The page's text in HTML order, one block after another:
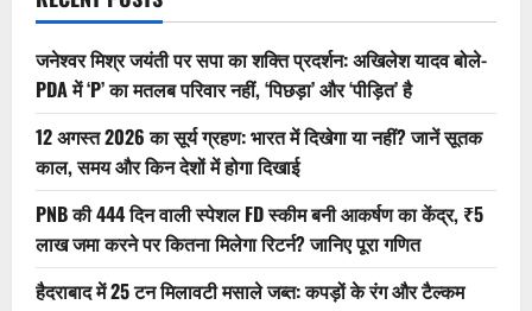
जनेश्वर मिश्र जयंती पर सपा का शक्ति प्रदर्शन: अखिलेश यादव बोले-
PDA में ‘P’ का मतलब परिवार नहीं, ‘पिछड़ा’ और ‘पीड़ित’ है
12 अगस्त 2026 का सूर्य ग्रहण: भारत में दिखेगा या नहीं? जानें सूतक
काल, समय और किन देशों में होगा दिखाई
PNB की 444 दिन वाली स्पेशल FD स्कीम बनी आकर्षण का केंद्र, ₹5
लाख जमा करने पर कितना मिलेगा रिटर्न? जानिए पूरा गणित
हैदराबाद में 25 टन मिलावटी मसाले जब्त: कपड़ों के रंग और टैल्कम